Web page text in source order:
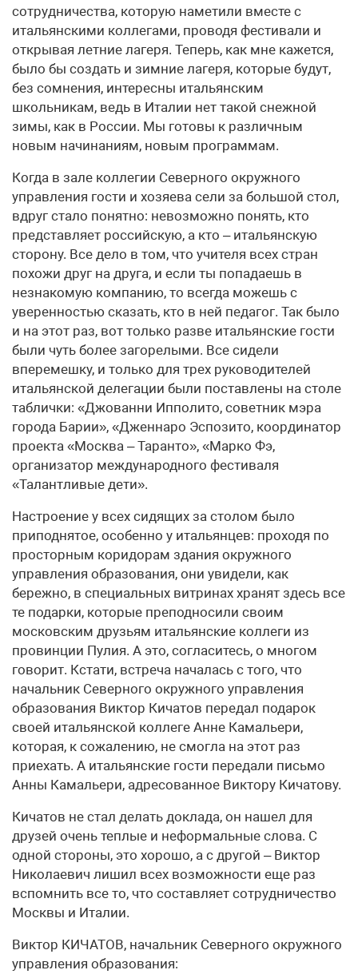
сотрудничества, которую наметили вместе с
итальянскими коллегами, проводя фестивали и
открывая летние лагеря. Теперь, как мне кажется,
было бы создать и зимние лагеря, которые будут,
без сомнения, интересны итальянским
школьникам, ведь в Италии нет такой снежной
зимы, как в России. Мы готовы к различным
новым начинаниям, новым программам.
Когда в зале коллегии Северного окружного
управления гости и хозяева сели за большой стол,
вдруг стало понятно: невозможно понять, кто
представляет российскую, а кто – итальянскую
сторону. Все дело в том, что учителя всех стран
похожи друг на друга, и если ты попадаешь в
незнакомую компанию, то всегда можешь с
уверенностью сказать, кто в ней педагог. Так было
и на этот раз, вот только разве итальянские гости
были чуть более загорелыми. Все сидели
вперемешку, и только для трех руководителей
итальянской делегации были поставлены на столе
таблички: «Джованни Ипполито, советник мэра
города Барии», «Дженнаро Эспозито, координатор
проекта «Москва – Таранто», «Марко Фэ,
организатор международного фестиваля
«Талантливые дети».
Настроение у всех сидящих за столом было
приподнятое, особенно у итальянцев: проходя по
просторным коридорам здания окружного
управления образования, они увидели, как
бережно, в специальных витринах хранят здесь все
те подарки, которые преподносили своим
московским друзьям итальянские коллеги из
провинции Пулия. А это, согласитесь, о многом
говорит. Кстати, встреча началась с того, что
начальник Северного окружного управления
образования Виктор Кичатов передал подарок
своей итальянской коллеге Анне Камальери,
которая, к сожалению, не смогла на этот раз
приехать. А итальянские гости передали письмо
Анны Камальери, адресованное Виктору Кичатову.
Кичатов не стал делать доклада, он нашел для
друзей очень теплые и неформальные слова. С
одной стороны, это хорошо, а с другой – Виктор
Николаевич лишил всех возможности еще раз
вспомнить все то, что составляет сотрудничество
Москвы и Италии.
Виктор КИЧАТОВ, начальник Северного окружного
управления образования: